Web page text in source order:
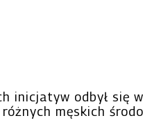
inicjatyw odbył się
męskich